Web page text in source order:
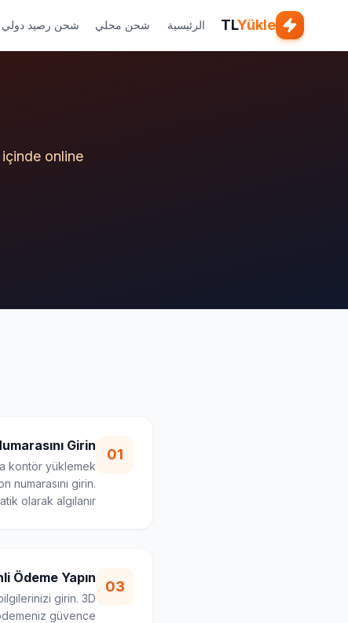
TLYükle الرئيسية شحن محلي شحن رصيد دولي
online
01
Girin
kontör yüklemek
numarasını girin.
olarak algılanır.
03
Ödeme Yapın
girin. 3D
güvence